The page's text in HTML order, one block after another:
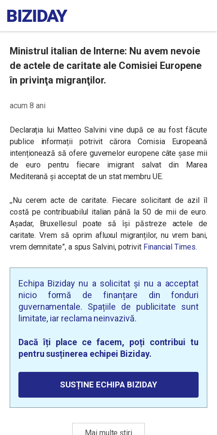
Ministrul italian de Interne: Nu avem nevoie
de actele de caritate ale Comisiei Europene
în privinţa migranţilor.
acum 8 ani
Declarația lui Matteo Salvini vine după ce au fost făcute
publice informații potrivit cărora Comisia Europeană
intenționează să ofere guvernelor europene câte șase mii
de euro pentru fiecare imigrant salvat din Marea
Mediterană și acceptat de un stat membru UE.
,,Nu cerem acte de caritate. Fiecare solicitant de azil îl
costă pe contribuabilul italian până la 50 de mii de euro.
Aşadar, Bruxellesul poate să își păstreze actele de
caritate. Vrem să oprim afluxul migranților, nu vrem bani,
vrem demnitate”, a spus Salvini, potrivit Financial Times.
Echipa Biziday nu a solicitat și nu a acceptat
nicio formă de finanțare din fonduri
guvernamentale. Spațiile de publicitate sunt
limitate, iar reclama neinvazivă.
Dacă îți place ce facem, poți contribui tu
pentru susținerea echipei Biziday.
SUSȚINE ECHIPA BIZIDAY
Mai multe știri